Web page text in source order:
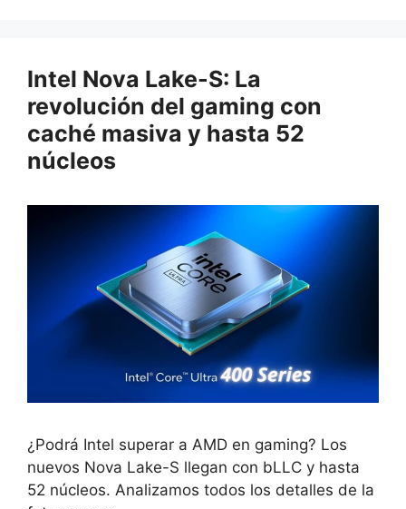
Intel Nova Lake-S: La
revolución del gaming con
caché masiva y hasta 52
núcleos
¿Podrá Intel superar a AMD en gaming? Los
nuevos Nova Lake-S llegan con bLLC y hasta
52 núcleos. Analizamos todos los detalles de la